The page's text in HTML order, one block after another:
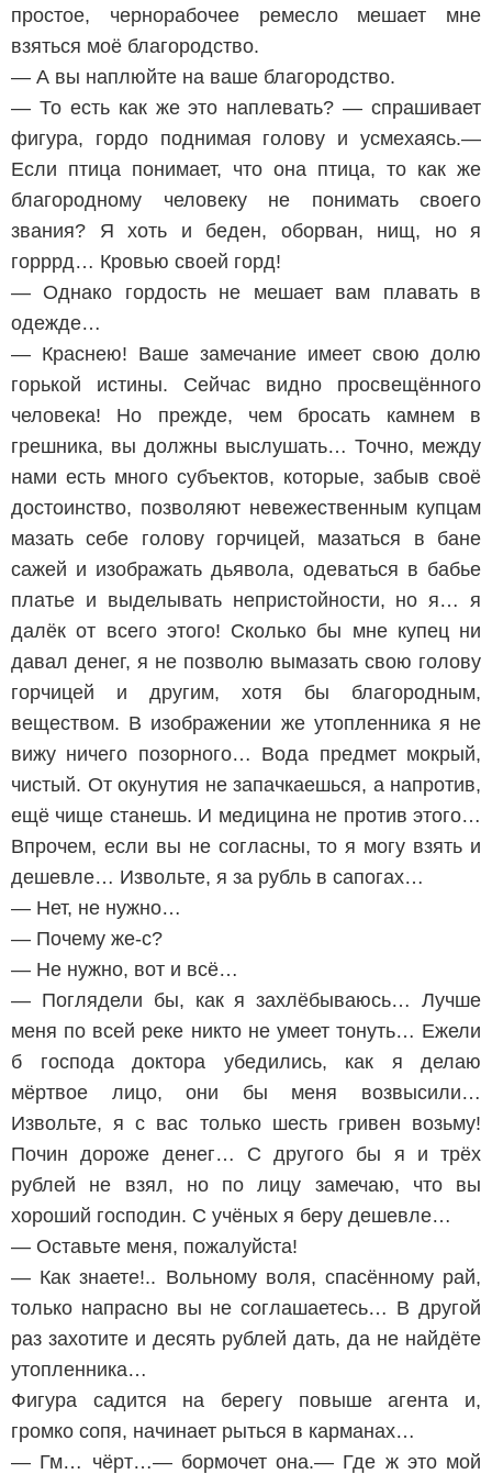
простое, чернорабочее ремесло мешает мне
взяться моё благородство.
— А вы наплюйте на ваше благородство.
— То есть как же это наплевать? — спрашивает
фигура, гордо поднимая голову и усмехаясь.—
Если птица понимает, что она птица, то как же
благородному человеку не понимать своего
звания? Я хоть и беден, оборван, нищ, но я
горррд… Кровью своей горд!
— Однако гордость не мешает вам плавать в
одежде…
— Краснею! Ваше замечание имеет свою долю
горькой истины. Сейчас видно просвещённого
человека! Но прежде, чем бросать камнем в
грешника, вы должны выслушать… Точно, между
нами есть много субъектов, которые, забыв своё
достоинство, позволяют невежественным купцам
мазать себе голову горчицей, мазаться в бане
сажей и изображать дьявола, одеваться в бабье
платье и выделывать непристойности, но я… я
далёк от всего этого! Сколько бы мне купец ни
давал денег, я не позволю вымазать свою голову
горчицей и другим, хотя бы благородным,
веществом. В изображении же утопленника я не
вижу ничего позорного… Вода предмет мокрый,
чистый. От окунутия не запачкаешься, а напротив,
ещё чище станешь. И медицина не против этого…
Впрочем, если вы не согласны, то я могу взять и
дешевле… Извольте, я за рубль в сапогах…
— Нет, не нужно…
— Почему же-с?
— Не нужно, вот и всё…
— Поглядели бы, как я захлёбываюсь… Лучше
меня по всей реке никто не умеет тонуть… Ежели
б господа доктора убедились, как я делаю
мёртвое лицо, они бы меня возвысили…
Извольте, я с вас только шесть гривен возьму!
Почин дороже денег… С другого бы я и трёх
рублей не взял, но по лицу замечаю, что вы
хороший господин. С учёных я беру дешевле…
— Оставьте меня, пожалуйста!
— Как знаете!.. Вольному воля, спасённому рай,
только напрасно вы не соглашаетесь… В другой
раз захотите и десять рублей дать, да не найдёте
утопленника…
Фигура садится на берегу повыше агента и,
громко сопя, начинает рыться в карманах…
— Гм… чёрт…— бормочет она.— Где ж это мой